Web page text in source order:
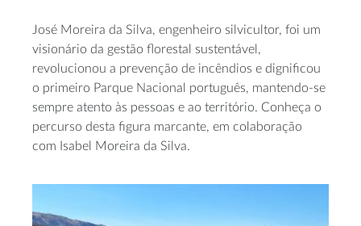
José Moreira da Silva, engenheiro silvicultor, foi um
visionário da gestão florestal sustentável,
revolucionou a prevenção de incêndios e dignificou
o primeiro Parque Nacional português, mantendo-se
sempre atento às pessoas e ao território. Conheça o
percurso desta figura marcante, em colaboração
com Isabel Moreira da Silva.